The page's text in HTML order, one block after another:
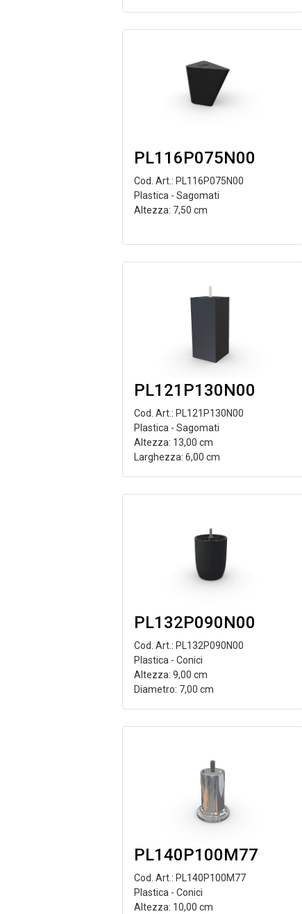
PL116P075N00
Cod. Art.: PL116P075N00
Plastica - Sagomati
Altezza: 7,50 cm
PL121P130N00
Cod. Art.: PL121P130N00
Plastica - Sagomati
Altezza: 13,00 cm
Larghezza: 6,00 cm
PL132P090N00
Cod. Art.: PL132P090N00
Plastica - Conici
Altezza: 9,00 cm
Diametro: 7,00 cm
PL140P100M77
Cod. Art.: PL140P100M77
Plastica - Conici
Altezza: 10,00 cm